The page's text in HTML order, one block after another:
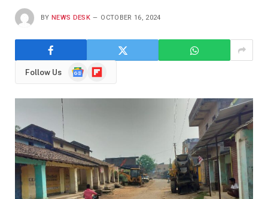
BY NEWS DESK OCTOBER 16, 2024
Follow Us
GoogleFlipboard